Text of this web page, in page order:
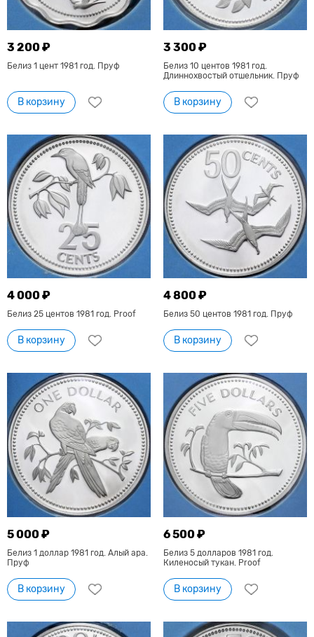
3 200 ₽
Белиз 1 цент 1981 год. Пруф
В корзину
3 300 ₽
Белиз 10 центов 1981 год.
Длиннохвостый отшельник. Пруф
В корзину
4 000 ₽
Белиз 25 центов 1981 год. Proof
В корзину
4 800 ₽
Белиз 50 центов 1981 год. Пруф
В корзину
5 000 ₽
Белиз 1 доллар 1981 год. Алый ара.
Пруф
В корзину
6 500 ₽
Белиз 5 долларов 1981 год.
Киленосый тукан. Proof
В корзину